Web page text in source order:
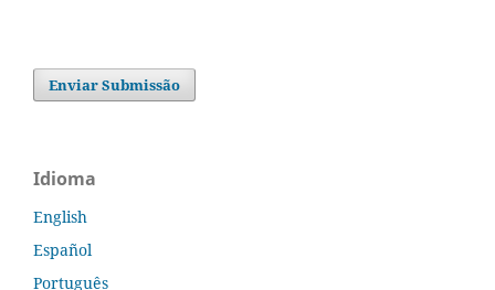
Enviar Submissão
Idioma
English
Español
Português